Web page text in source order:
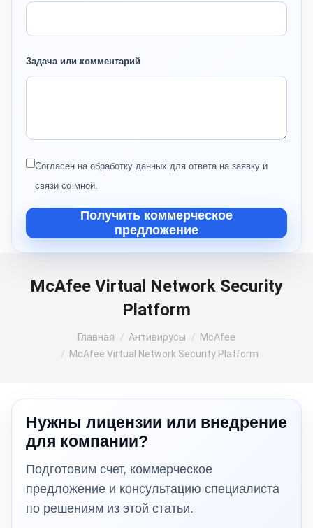
McAfee Virtual Network Security
Platform
Главная Антивирусы
McAfee
McAfee Virtual Network Security Platform
Задача или комментарий
Согласен на обработку данных для ответа на заявку и
связи со мной.
Получить коммерческое
предложение
Нужны лицензии или внедрение
для компании?
Подготовим счет, коммерческое
предложение и консультацию специалиста
по решениям из этой статьи.